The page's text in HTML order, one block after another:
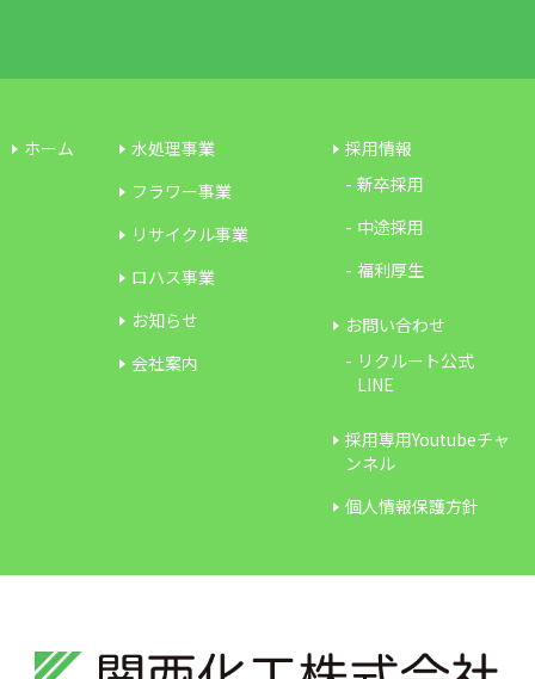
ホーム
水処理事業
フラワー事業
リサイクル事業
ロハス事業
お知らせ
会社案内
採用情報
新卒採用
中途採用
福利厚生
お問い合わせ
リクルート公式
LINE
採用専用Youtubeチャ
ンネル
個人情報保護方針